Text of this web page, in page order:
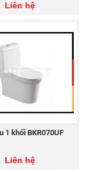
Liên hệ
1 khối BKR070UF
Liên hệ